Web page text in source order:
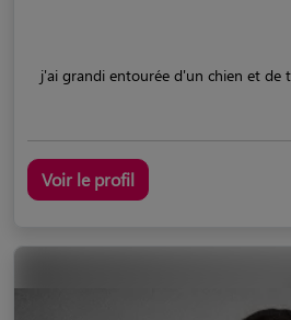
j'ai grandi entourée d'un chien et de
Voir le profil